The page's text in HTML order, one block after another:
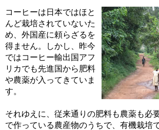
コーヒーは日本ではほと
んど栽培されていないた
め、外国産に頼らざるを
得ません。しかし、昨今
ではコーヒー輸出国アフ
リカでも先進国から肥料
や農薬が入ってきていま
す。
それゆえに、従来通りの肥料も農薬も必
で作っている農産物のうちで、有機栽培